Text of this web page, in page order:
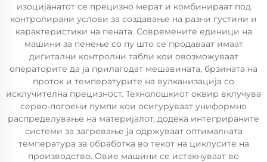
изоцијанатот се прецизно мерат и комбинираат под
контролирани услови за создавање на разни густини и
карактеристики на пената. Современите единици на
машини за пенење со пу што се продаваат имаат
дигитални контролни табли кои овозможуваат
операторите да ја прилагодат мешавината, брзината на
проток и температурите на вулканизација со
исклучителна прецизност. Технолошкиот оквир вклучува
серво-погоени пумпи кои осигуруваат униформно
распределување на материјалот, додека интегрираните
системи за загревање ја одржуваат оптималната
температура за обработка во текот на циклусите на
производство. Овие машини се истакнуваат во